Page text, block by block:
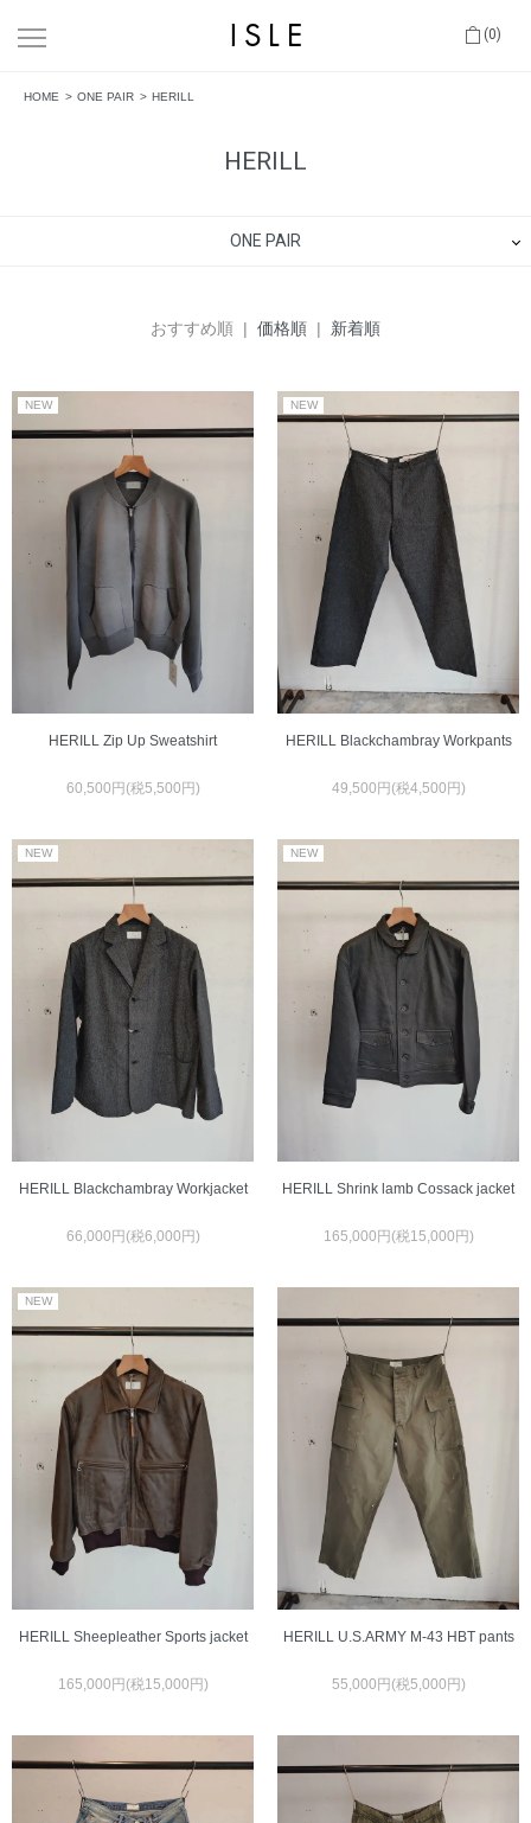
(0)
HOME ONE PAIR HERILL
HERILL
ONE PAIR
おすすめ順 | 価格順 | 新着順
HERILL Zip Up Sweatshirt
60,500円(税5,500円)
HERILL Blackchambray Workpants
49,500円(税4,500円)
HERILL Blackchambray Workjacket
66,000円(税6,000円)
HERILL Shrink lamb Cossack jacket
165,000円(税15,000円)
HERILL Sheepleather Sports jacket
165,000円(税15,000円)
HERILL U.S.ARMY M-43 HBT pants
55,000円(税5,000円)